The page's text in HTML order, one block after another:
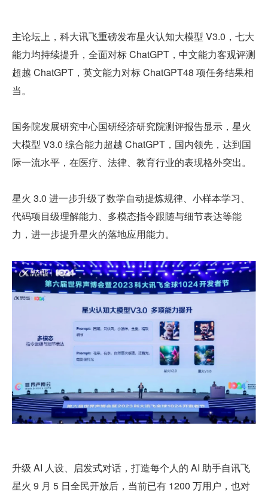
主论坛上，科大讯飞重磅发布星火认知大模型 V3.0，七大
能力均持续提升，全面对标 ChatGPT，中文能力客观评测
超越 ChatGPT，英文能力对标 ChatGPT48 项任务结果相
当。
国务院发展研究中心国研经济研究院测评报告显示，星火
大模型 V3.0 综合能力超越 ChatGPT，国内领先，达到国
际一流水平，在医疗、法律、教育行业的表现格外突出。
星火 3.0 进一步升级了数学自动提炼规律、小样本学习、
代码项目级理解能力、多模态指令跟随与细节表达等能
力，进一步提升星火的落地应用能力。
升级 AI 人设、启发式对话，打造每个人的 AI 助手自讯飞
星火 9 月 5 日全民开放后，当前已有 1200 万用户，也对